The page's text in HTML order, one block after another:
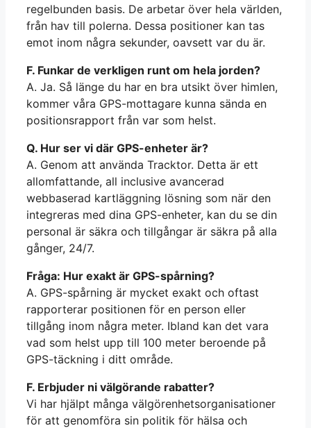
regelbunden basis. De arbetar över hela världen,
från hav till polerna. Dessa positioner kan tas
emot inom några sekunder, oavsett var du är.
F. Funkar de verkligen runt om hela jorden?
A. Ja. Så länge du har en bra utsikt över himlen,
kommer våra GPS-mottagare kunna sända en
positionsrapport från var som helst.
Q. Hur ser vi där GPS-enheter är?
A. Genom att använda Tracktor. Detta är ett
allomfattande, all inclusive avancerad
webbaserad kartläggning lösning som när den
integreras med dina GPS-enheter, kan du se din
personal är säkra och tillgångar är säkra på alla
gånger, 24/7.
Fråga: Hur exakt är GPS-spårning?
A. GPS-spårning är mycket exakt och oftast
rapporterar positionen för en person eller
tillgång inom några meter. Ibland kan det vara
vad som helst upp till 100 meter beroende på
GPS-täckning i ditt område.
F. Erbjuder ni välgörande rabatter?
Vi har hjälpt många välgörenhetsorganisationer
för att genomföra sin politik för hälsa och